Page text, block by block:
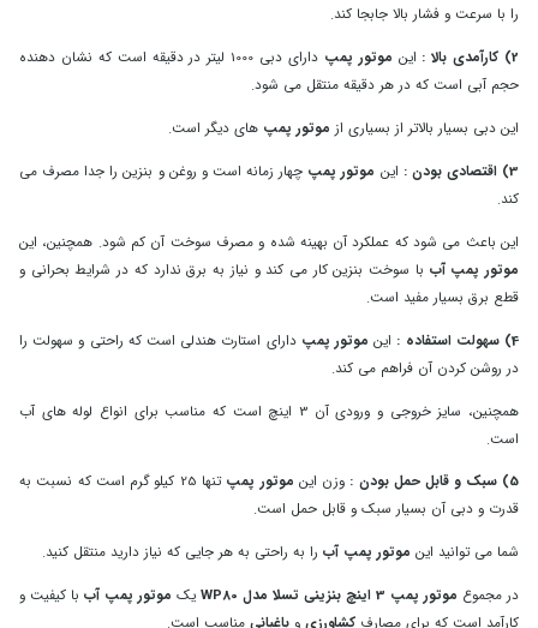
را با سرعت و فشار بالا جابجا کند.
2) کارآمدی بالا :
این موتور پمپ
دارای دبی 1000 لیتر در دقیقه است که نشان دهنده
حجم آبی است که در هر دقیقه منتقل می شود.
این دبی بسیار بالاتر از بسیاری از موتور پمپ های دیگر است.
3) اقتصادی بودن :
این موتور پمپ چهار زمانه است و روغن و بنزین را جدا مصرف می
کند.
این باعث می شود که عملکرد آن بهینه شده و مصرف سوخت آن کم شود. همچنین، این
موتور پمپ آب با سوخت بنزین کار می کند و نیاز به برق ندارد که در شرایط بحرانی و
قطع برق بسیار مفید است.
4) سهولت استفاده :
اینموتور پمپدارای استارت هندلی است که راحتی و سهولت را
در روشن کردن آن فراهم می کند.
همچنین، سایز خروجی و ورودی آن 3 اینچ است که مناسب برای انواع لوله های آب
است.
5) سبک و قابل حمل بودن :
وزن این موتور پمپ
تنها 25 کیلو گرم است که نسبت به
قدرت و دبی آن بسیار سبک و قابل حمل است.
شما می توانید این موتور پمپ آب را به راحتی به هر جایی که نیاز دارید منتقل کنید.
در مجموع موتور پمپ 3 اینچ بنزینی تسلا مدل WP80 یک موتور پمپ آب با کیفیت و
کارآمد است که برای مصارف کشاورزی و باغبانی مناسب است.